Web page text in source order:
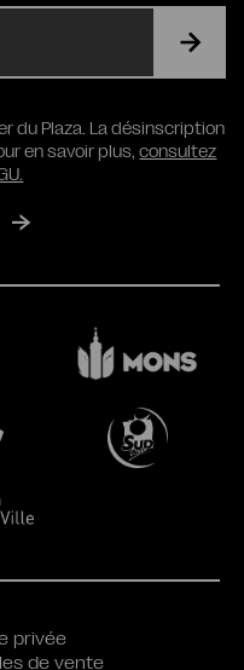
du Plaza. La désinscription
en savoir plus,consultez
privée
de vente